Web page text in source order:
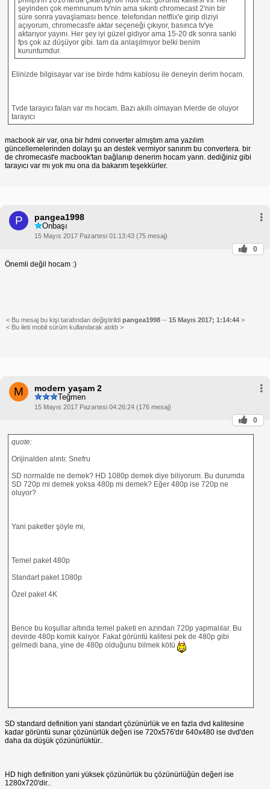
şeyinden çok memnunum tv'nin ama sıkıntı chromecast 2'nin bir
süre sonra yavaşlaması bence. telefondan netflix'e girip diziyi
açıyorum, chromecast'e aktar seçeneği çıkıyor, basınca tv'ye
aktarıyor yayını. Her şey iyi güzel gidiyor ama 15-20 dk sonra sanki
fps çok az düşüyor gibi. tam da anlaşılmıyor belki benim
kuruntumdur.
Elinizde bilgisayar var ise birde hdmı kablosu ile deneyin derim hocam.
Tvde tarayıcı falan var mı hocam. Bazı akıllı olmayan tvlerde de oluyor
tarayıcı
macbook air var, ona bir hdmi converter almıştım ama yazılım
güncellemelerinden dolayı şu an destek vermiyor sanırım bu convertera. bir
de chromecast'e macbook'tan bağlanıp denerim hocam yarın. dediğiniz gibi
tarayıcı var mı yok mu ona da bakarım teşekkürler.
P pangea1998
Onbaşı
15 Mayıs 2017 Pazartesi 01:13:43 (75 mesaj)
0
Önemli değil hocam :)
< Bu mesaj bu kişi tarafından değiştirildi pangea1998 -- 15 Mayıs 2017; 1:14:44 >
< Bu ileti mobil sürüm kullanılarak atıldı >
M modern yaşam 2
Teğmen
15 Mayıs 2017 Pazartesi 04:26:24 (176 mesaj)
0
quote:
Orijinalden alıntı: Snefru
SD normalde ne demek? HD 1080p demek diye biliyorum. Bu durumda
SD 720p mi demek yoksa 480p mi demek? Eğer 480p ise 720p ne
oluyor?
Yani paketler şöyle mi,
Temel paket 480p
Standart paket 1080p
Özel paket 4K
Bence bu koşullar altında temel paketi en azından 720p yapmalılar. Bu
devirde 480p komik kalıyor. Fakat görüntü kalitesi pek de 480p gibi
gelmedi bana, yine de 480p olduğunu bilmek kötü
SD standard definition yani standart çözünürlük ve en fazla dvd kalitesine
kadar görüntü sunar çözünürlük değeri ise 720x576'dır 640x480 ise dvd'den
daha da düşük çözünürlüktür..
HD high definition yani yüksek çözünürlük bu çözünürlüğün değeri ise
1280x720'dir..